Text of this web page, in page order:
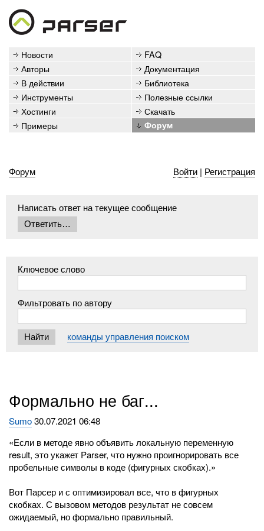
Новости
FAQ
Авторы
Документация
В действии
Библиотека
Инструменты
Полезные ссылки
Хостинги
Скачать
Примеры
Форум
Форум Войти| Регистрация
Написать ответ на текущее сообщение
Ключевое слово
Фильтровать по автору
команды управления поиском
Формально не баг...
Sumo30.07.2021 06:48
«Если в методе явно объявить локальную переменную
result, это укажет Parser, что нужно проигнорировать все
пробельные символы в коде (фигурных скобках).»
Вот Парсер и с оптимизировал все, что в фигурных
скобках. С вызовом методов результат не совсем
ожидаемый, но формально правильный.